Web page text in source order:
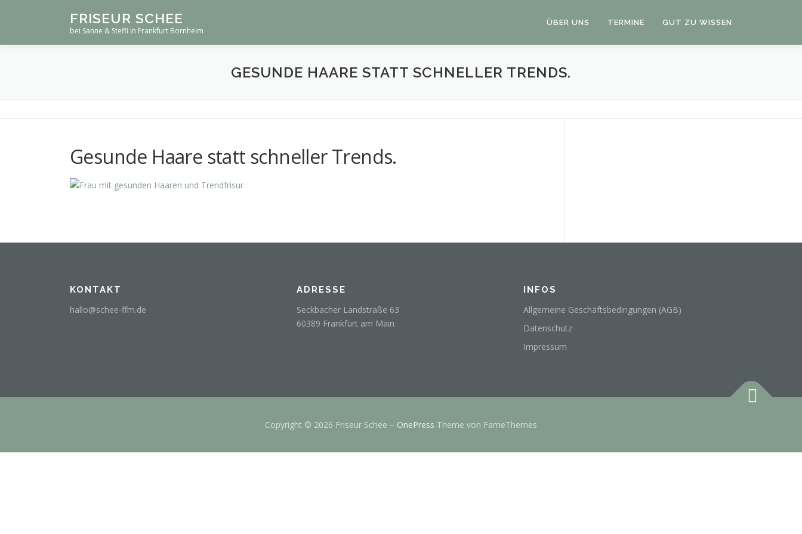
FRISEUR SCHEE
bei Sanne & Steffi in Frankfurt Bornheim
ÜBER UNS TERMINE GUT ZU WISSEN
GESUNDE HAARE STATT SCHNELLER TRENDS.
Gesunde Haare statt schneller Trends.
KONTAKT
hallo@schee-ffm.de
ADRESSE
Seckbacher Landstraße 63
60389 Frankfurt am Main
INFOS
Allgemeine Geschäftsbedingungen (AGB)
Datenschutz
Impressum
Copyright © 2026 Friseur Schee – OnePress Theme von FameThemes